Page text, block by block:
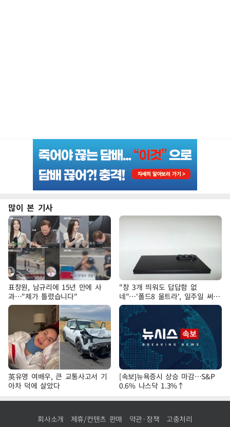
많이 본 기사
표창원, 남규리에 15년 만에 사
과…"제가 틀렸습니다"
"창 3개 띄워도 답답함 없
네"…'폴드8 울트라', 일주일 써보
니
英유명 여배우, 큰 교통사고서 기
아차 덕에 살았다
[속보]뉴욕증시 상승 마감…S&P
0.6% 나스닥 1.3%↑
회사소개 제휴/컨텐츠 판매 약관·정책 고충처리